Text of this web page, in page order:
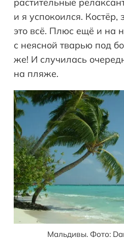
и я успокоился. Костёр,
это всё. Плюс ещё и на
с неясной тварью под
же! И случилась
на пляже.
Мальдивы. Фото: